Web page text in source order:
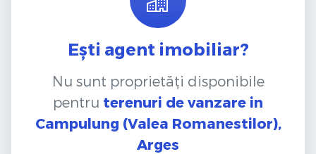
Ești agent imobiliar?
Nu sunt proprietăți disponibile
pentru terenuri de vanzare in
Campulung (Valea Romanestilor),
Arges